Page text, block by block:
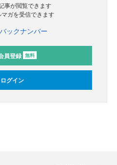
事が閲覧できます
マガを受信できます
ックナンバー
員登録 無料
ログイン